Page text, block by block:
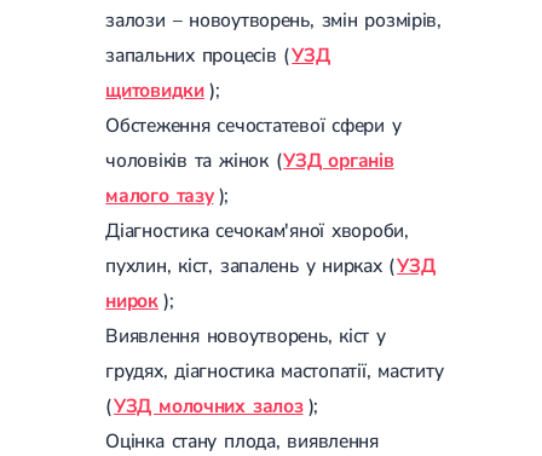
Ендокринологія
Цукровий діабет
Цукровий діабет 1 типу
Цукровий діабет 2 типу
Нецукровий діабет
Школа діабету
Дифузний токсичний зоб (Базедова хвороба)
Вузловий зоб
Підгострий тиреоїдит
Аутоиммунный тиреоидит
Хронічний тиреоїдит
Гіпертиреоз
Хвороба Іценко-Кушинга
Гіпоталамічний синдром
залози – новоутворень, змін розмірів,
запальних процесів (УЗД
щитовидки);
Обстеження сечостатевої сфери у
чоловіків та жінок (УЗД органів
малого тазу );
Діагностика сечокам'яної хвороби,
пухлин, кіст, запалень у нирках (УЗД
нирок);
Виявлення новоутворень, кіст у
грудях, діагностика мастопатії, маститу
(УЗД молочних залоз );
Оцінка стану плода, виявлення